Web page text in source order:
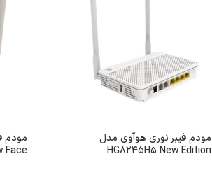
مودم فیبر نوری هوآوی مدل
HG8245H5 New Edition
مودم